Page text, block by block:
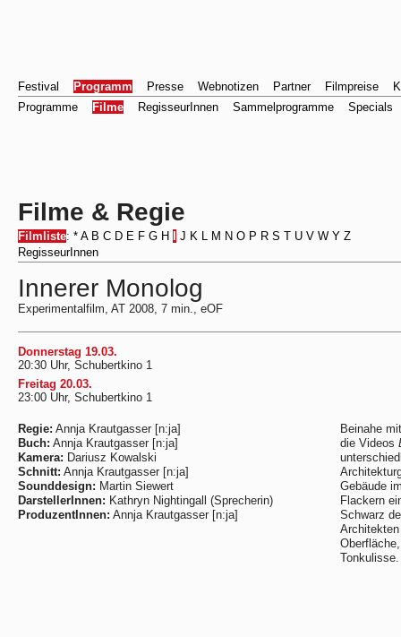
Festival Programm Presse Webnotizen Partner Filmpreise
Programme
Filme RegisseurInnen Sammelprogramme Specials
Filme & Regie
Filmliste: * A B C D E F G H J K L M N O P R S T U V W Y Z
RegisseurInnen
Innerer Monolog
Experimentalfilm, AT 2008, 7 min., eOF
Donnerstag 19.03.
20:30 Uhr, Schubertkino 1
Freitag 20.03.
23:00 Uhr, Schubertkino 1
Regie: Annja Krautgasser [n:ja]
Buch: Annja Krautgasser [n:ja]
Kamera: Dariusz Kowalski
Schnitt: Annja Krautgasser [n:ja]
Sounddesign: Martin Siewert
DarstellerInnen: Kathryn Nightingall (Sprecherin)
ProduzentInnen: Annja Krautgasser [n:ja]
Beinahe
die Videos
Gebäude
Flackern
Schwarz
Tonkulisse.